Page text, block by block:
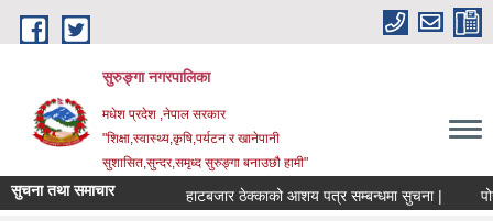
Skip to main content
सुरुङ्‍गा नगरपालिका
मधेश प्रदेश ,नेपाल सरकार
"शिक्षा,स्वास्थ्य,कृषि,पर्यटन र खानेपानी
सुशासित,सुन्दर,समृध्द सुरुङ्गा बनाउछौ हामी"
सुचना तथा समाचार हाटबजार ठेक्काको आशय पत्र सम्बन्धमा सुचना |